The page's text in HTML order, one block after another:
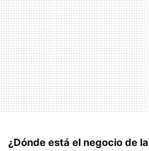
¿Dónde está el negocio de